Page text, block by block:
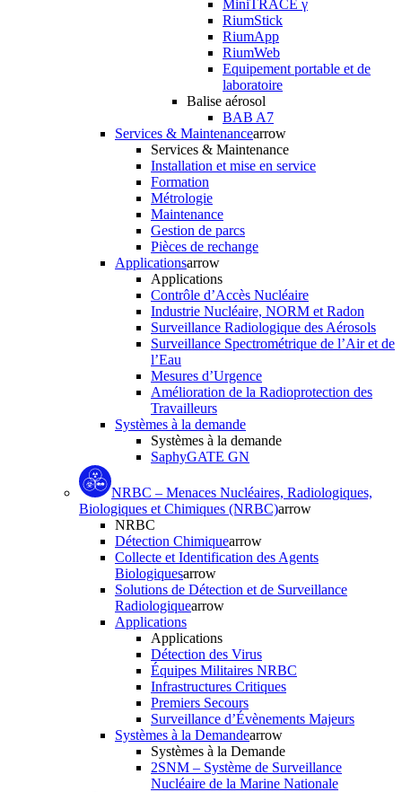
MiniTRACE γ
RiumStick
RiumApp
RiumWeb
Equipement portable et de
laboratoire
Balise aérosol
BAB A7
Services & Maintenancearrow
Services & Maintenance
Installation et mise en service
Formation
Métrologie
Maintenance
Gestion de parcs
Pièces de rechange
Applicationsarrow
Applications
Contrôle d’Accès Nucléaire
Industrie Nucléaire, NORM et Radon
Surveillance Radiologique des Aérosols
Surveillance Spectrométrique de l’Air et de
l’Eau
Mesures d’Urgence
Amélioration de la Radioprotection des
Travailleurs
Systèmes à la demande
Systèmes à la demande
SaphyGATE GN
NRBC – Menaces Nucléaires, Radiologiques,
Biologiques et Chimiques (NRBC)arrow
NRBC
Détection Chimiquearrow
Collecte et Identification des Agents
Biologiquesarrow
Solutions de Détection et de Surveillance
Radiologiquearrow
Applications
Applications
Détection des Virus
Équipes Militaires NRBC
Infrastructures Critiques
Premiers Secours
Surveillance d’Évènements Majeurs
Systèmes à la Demandearrow
Systèmes à la Demande
2SNM – Système de Surveillance
Nucléaire de la Marine Nationale